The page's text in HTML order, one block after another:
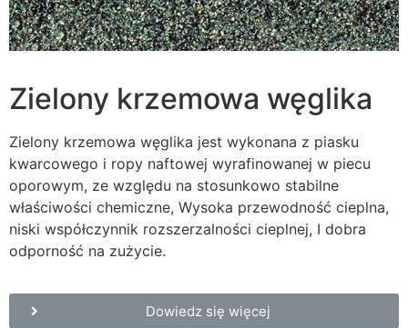
Zielony krzemowa węglika
Zielony krzemowa węglika jest wykonana z piasku
kwarcowego i ropy naftowej wyrafinowanej w piecu
oporowym, ze względu na stosunkowo stabilne
właściwości chemiczne, Wysoka przewodność cieplna,
niski współczynnik rozszerzalności cieplnej, I dobra
odporność na zużycie.
Dowiedz się więcej